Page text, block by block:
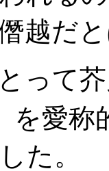
越だ
って
を愛称
た。